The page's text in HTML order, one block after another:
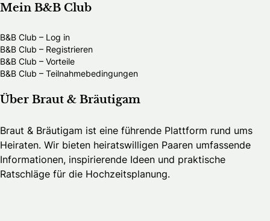
Mein B&B Club
B&B Club – Log in
B&B Club – Registrieren
B&B Club – Vorteile
B&B Club – Teilnahmebedingungen
Über Braut & Bräutigam
Braut & Bräutigam ist eine führende Plattform rund ums
Heiraten. Wir bieten heiratswilligen Paaren umfassende
Informationen, inspirierende Ideen und praktische
Ratschläge für die Hochzeitsplanung.